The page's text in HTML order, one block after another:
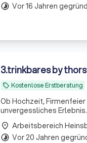
timelapse Vor 16 Jahren
3.trinkbares by
local_offer Kostenlose Erstberatung
Ob Hochzeit,
unvergessliches
nicht nur Drinks,
place Arbeitsbereich
timelapse Vor 20 Jahren